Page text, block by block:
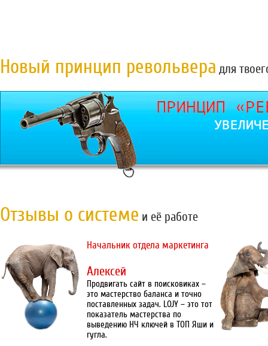
Новый принцип револьвера для
Отзывы о системе и её работе
Начальник отдела маркетинга
Алексей
Продвигать сайт в поисковиках –
это мастерство баланса и точно
поставленных задач. LOJY – это тот
показатель мастерства по
выведению НЧ ключей в ТОП Яши и
гугла.